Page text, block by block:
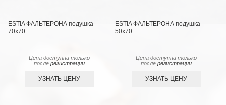
ESTIA ФАЛЬТЕРОНА подушка
70х70
Цена доступна только
послерегистрации
УЗНАТЬ ЦЕНУ
ESTIA ФАЛЬТЕРОНА подушка
50х70
Цена доступна только
послерегистрации
УЗНАТЬ ЦЕНУ